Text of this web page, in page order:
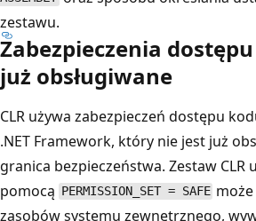
zestawu.
Zabezpieczenia
już obsługiwane
CLR używa zabezpieczeń dostępu
.NET Framework, który nie jest już
granica bezpieczeństwa. Zestaw CLR
pomocą PERMISSION_SET = SAFE
zasobów systemu zewnętrznego,